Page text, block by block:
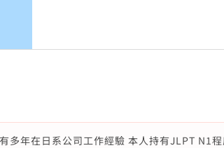
多年在日系公司工作經驗 本人持有JLPT N1